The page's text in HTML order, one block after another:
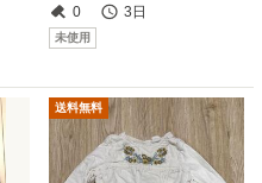
0
3日
未使用
送料無料